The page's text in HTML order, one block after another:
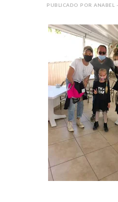
PUBLICADO POR ANABEL